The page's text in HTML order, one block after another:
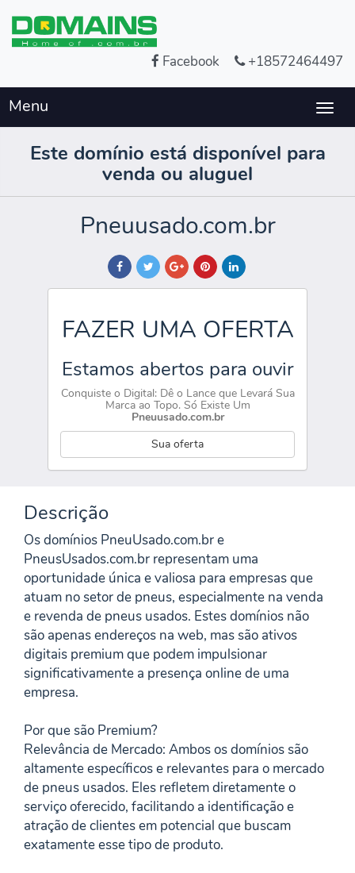
Facebook +18572464497
Menu
Este domínio está disponível para
venda ou aluguel
Pneuusado.com.br
FAZER UMA OFERTA
Estamos abertos para ouvir
Conquiste o Digital: Dê o Lance que Levará Sua
Marca ao Topo. Só Existe Um
Pneuusado.com.br
Sua oferta
Descrição
Os domínios PneuUsado.com.br e
PneusUsados.com.br representam uma
oportunidade única e valiosa para empresas que
atuam no setor de pneus, especialmente na venda
e revenda de pneus usados. Estes domínios não
são apenas endereços na web, mas são ativos
digitais premium que podem impulsionar
significativamente a presença online de uma
empresa.
Por que são Premium?
Relevância de Mercado: Ambos os domínios são
altamente específicos e relevantes para o mercado
de pneus usados. Eles refletem diretamente o
serviço oferecido, facilitando a identificação e
atração de clientes em potencial que buscam
exatamente esse tipo de produto.